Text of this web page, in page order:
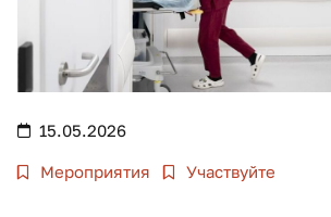
15.05.2026
Мероприятия Участвуйте